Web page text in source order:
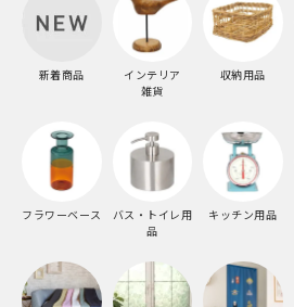
新着商品
インテリア
雑貨
収納用品
フラワーベース
バス・トイレ用
品
キッチン用品